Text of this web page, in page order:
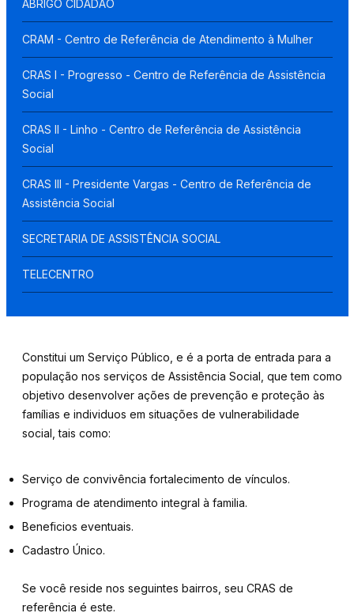
ABRIGO CIDADÃO
CRAM - Centro de Referência de Atendimento à Mulher
CRAS I - Progresso - Centro de Referência de Assistência
Social
CRAS II - Linho - Centro de Referência de Assistência
Social
CRAS III - Presidente Vargas - Centro de Referência de
Assistência Social
SECRETARIA DE ASSISTÊNCIA SOCIAL
TELECENTRO
Constitui um Serviço Público, e é a porta de entrada para a
população nos serviços de Assistência Social, que tem como
objetivo desenvolver ações de prevenção e proteção às
famílias e individuos em situações de vulnerabilidade
social,tais como:
Serviço de convivência fortalecimento de vínculos.
Programa de atendimento integral à familia.
Beneficios eventuais.
Cadastro Único.
Se você reside nos seguintes bairros, seu CRAS de
referência é este.